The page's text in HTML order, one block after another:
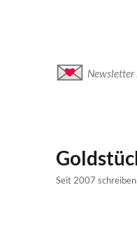
Newsletter
Seit 2007